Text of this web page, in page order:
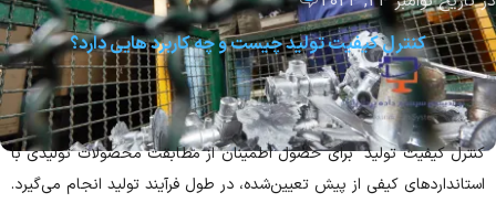
کنترل کیفیت تولید چیست و چه کاربرد هایی دارد؟
کنترل کیفیت تولید برای حصول اطمینان از مطابقت محصولات تولیدی با
استانداردهای کیفی از پیش تعیین‌شده، در طول فرآیند تولید انجام می‌گیرد.